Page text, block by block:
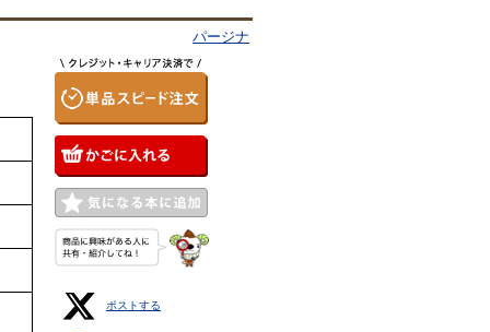
パージナ
ポストする